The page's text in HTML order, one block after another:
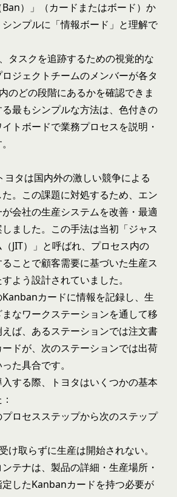
Ban）」（カードまたはボード）か
ンプルに「情報ボード」と理解で
タスクを追跡するための視覚的な
ジェクトチームのメンバーが各タ
のどの段階にあるかを確認できま
最もシンプルな方法は、色付きの
トボードで業務プロセスを説明・
ヨタは国内外の激しい競争による
。この課題に対処するため、エン
会社の生産システムを改善・最適
ました。この手法は当初「ジャス
JIT）」と呼ばれ、プロセス内の
ことで顧客需要に基づいた生産ス
よう設計されていました。
カードに情報を記録し、生
なワークステーションを通して移
ば、あるステーションでは注文書
ドが、次のステーションでは出荷
た具合です。
する際、トヨタはいくつかの基本
ロセスステップから次のステップ
け取らずに生産は開始されない。
テナは、製品の詳細・生産場所・
したKanbanカードを持つ必要が